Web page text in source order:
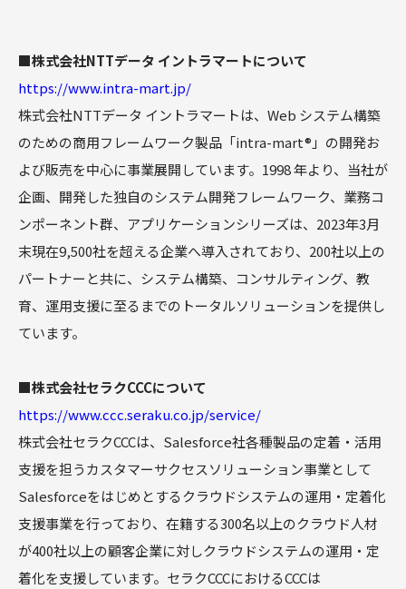
■株式会社NTTデータ イントラマートについて
https://www.intra-mart.jp/
株式会社NTTデータ イントラマートは、Web システム構築
のための商用フレームワーク製品「intra-mart®」の開発お
よび販売を中心に事業展開しています。1998 年より、当社が
企画、開発した独自のシステム開発フレームワーク、業務コ
ンポーネント群、アプリケーションシリーズは、2023年3月
末現在9,500社を超える企業へ導入されており、200社以上の
パートナーと共に、システム構築、コンサルティング、教
育、運用支援に至るまでのトータルソリューションを提供し
ています。
■株式会社セラクCCCについて
https://www.ccc.seraku.co.jp/service/
株式会社セラクCCCは、Salesforce社各種製品の定着・活用
支援を担うカスタマーサクセスソリューション事業として
Salesforceをはじめとするクラウドシステムの運用・定着化
支援事業を行っており、在籍する300名以上のクラウド人材
が400社以上の顧客企業に対しクラウドシステムの運用・定
着化を支援しています。セラクCCCにおけるCCCは